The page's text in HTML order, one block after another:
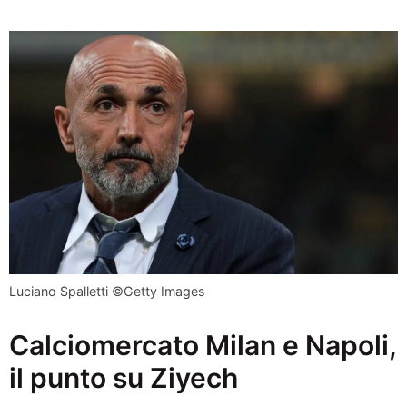
Luciano Spalletti ©Getty Images
Calciomercato Milan e Napoli,
il punto su Ziyech